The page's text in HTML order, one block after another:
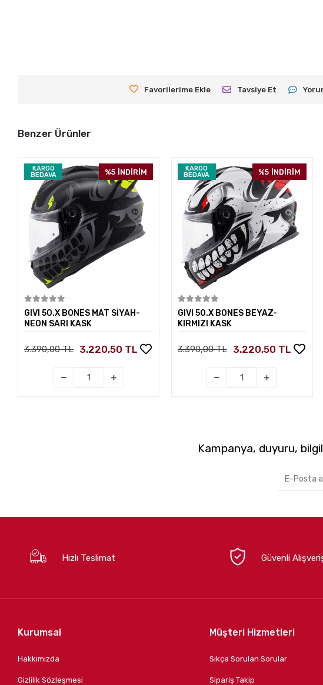
Favorilerime Ekle Tavsiye Et
Benzer Ürünler
KARGO
BEDAVA
%5 İNDİRİM
GIVI 50.X BONES MAT SİYAH-
NEON SARI KASK
3.390,00 TL 3.220,50 TL
KARGO
BEDAVA
%5 İNDİRİM
GIVI 50.X BONES BEYAZ-
KIRMIZI KASK
3.390,00 TL 3.220,50 TL
Kampanya, duyuru,
Hızlı Teslimat Güvenli
Kurumsal
Hakkımızda
Gizlilik Sözleşmesi
Müşteri Hizmetleri
Sıkça Sorulan Sorular
Sipariş Takip